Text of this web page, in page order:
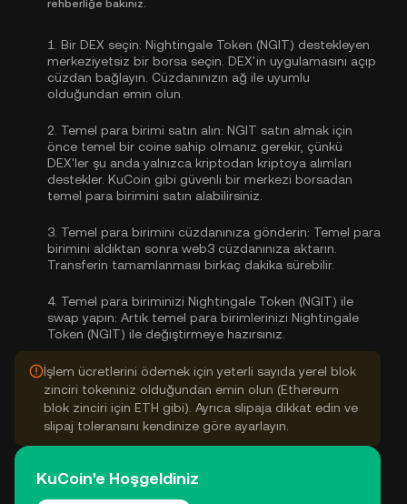
rehberliğe bakınız.
1. Bir DEX seçin: Nightingale Token (NGIT) destekleyen
merkeziyetsiz bir borsa seçin. DEX'in uygulamasını açıp
cüzdan bağlayın. Cüzdanınızın ağ ile uyumlu
olduğundan emin olun.
2. Temel para birimi satın alın: NGIT satın almak için
önce temel bir coine sahip olmanız gerekir, çünkü
DEX'ler şu anda yalnızca kriptodan kriptoya alımları
destekler. KuCoin gibi güvenli bir merkezi borsadan
temel para birimini satın alabilirsiniz
3. Temel para birimini cüzdanınıza gönderin: Temel para
birimini aldıktan sonra web3 cüzdanınıza aktarın.
Transferin tamamlanması birkaç dakika sürebilir.
4. Temel para biriminizi Nightingale Token (NGIT) ile
swap yapın: Artık temel para birimlerinizi Nightingale
Token (NGIT) ile değiştirmeye hazırsınız.
İşlem ücretlerini ödemek için yeterli sayıda yerel blok
zinciri tokeniniz olduğundan emin olun (Ethereum
blok zinciri için ETH gibi). Ayrıca slipaja dikkat edin ve
slipaj toleransını kendinize göre ayarlayın.
KuCoin'e Hoşgeldiniz